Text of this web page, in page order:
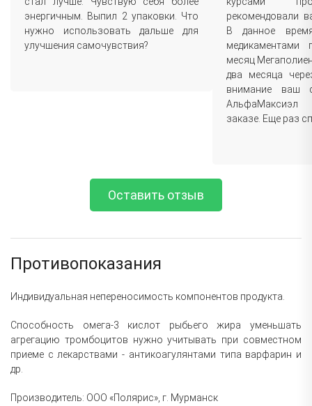
энергичным. Выпил 2 упаковки. Что
нужно использовать дальше для
улучшения самочувствия?
рекомендовали
В данное
месяц
два месяца
внимание ваш
заказе. Еще раз
Оставить отзыв
Противопоказания
Индивидуальная непереносимость компонентов продукта.
Способность омега-3 кислот рыбьего жира уменьшать
агрегацию тромбоцитов нужно учитывать при совместном
приеме с лекарствами - антикоагулянтами типа варфарин и
др.
Производитель: ООО «Полярис», г. Мурманск